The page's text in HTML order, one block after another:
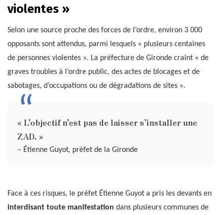
violentes »
Selon une source proche des forces de l’ordre, environ 3 000
opposants sont attendus, parmi lesquels « plusieurs centaines
de personnes violentes ». La préfecture de Gironde craint « de
graves troubles à l’ordre public, des actes de blocages et de
sabotages, d’occupations ou de dégradations de sites ».
« L’objectif n’est pas de laisser s’installer une
ZAD. »
– Étienne Guyot, préfet de la Gironde
Face à ces risques, le préfet Étienne Guyot a pris les devants en
interdisant toute manifestation dans plusieurs communes de